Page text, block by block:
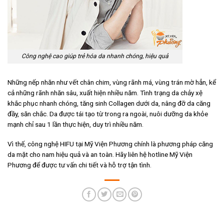
Công nghệ cao giúp trẻ hóa da nhanh chóng, hiệu quả
Những nếp nhăn như vết chân chim, vùng rãnh má, vùng trán mờ hẳn, kể
cả những rãnh nhăn sâu, xuất hiện nhiều năm. Tình trạng da chảy xệ
khắc phục nhanh chóng, tăng sinh Collagen dưới da, nâng đỡ da căng
đầy, săn chắc. Da được tái tạo từ trong ra ngoài, nuôi dưỡng da khỏe
mạnh chỉ sau 1 lần thực hiện, duy trì nhiều năm.
Vì thế, công nghệ HIFU tại Mỹ Viện Phương chính là phương pháp căng
da mặt cho nam hiệu quả và an toàn. Hãy liên hệ hotline Mỹ Viện
Phương để được tư vấn chi tiết và hỗ trợ tận tình.